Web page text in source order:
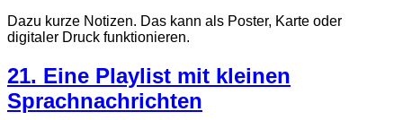
Dazu kurze Notizen. Das kann als Poster, Karte oder
digitaler Druck funktionieren.
21. Eine Playlist mit kleinen
Sprachnachrichten